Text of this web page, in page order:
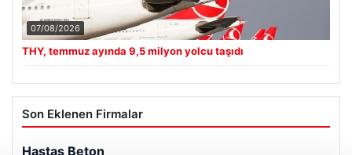
07/08/2026
THY, temmuz ayında 9,5 milyon yolcu taşıdı
Son Eklenen Firmalar